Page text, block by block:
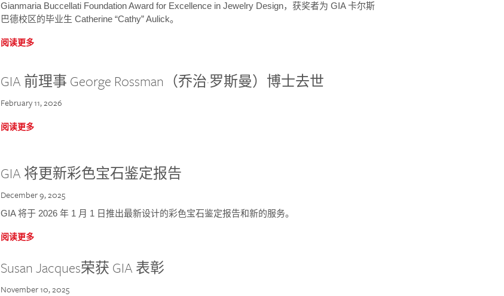
Gianmaria Buccellati Foundation Award for Excellence in Jewelry Design，获奖者为 GIA 卡尔斯
巴德校区的毕业生 Catherine “Cathy” Aulick。
阅读更多
GIA 前理事 George Rossman（乔治·罗斯曼）博士去世
February 11, 2026
阅读更多
GIA 将更新彩色宝石鉴定报告
December 9, 2025
GIA 将于 2026 年 1 月 1 日推出最新设计的彩色宝石鉴定报告和新的服务。
阅读更多
Susan Jacques荣获 GIA 表彰
November 10, 2025